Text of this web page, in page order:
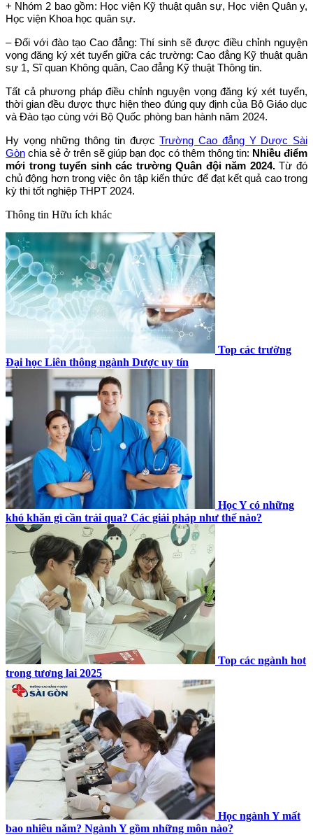
+ Nhóm 2 bao gồm: Học viện Kỹ thuật quân sự, Học viện Quân y,
Học viện Khoa học quân sự.
– Đối với đào tạo Cao đẳng: Thí sinh sẽ được điều chỉnh nguyện
vọng đăng ký xét tuyển giữa các trường: Cao đẳng Kỹ thuật quân
sự 1, Sĩ quan Không quân, Cao đẳng Kỹ thuật Thông tin.
Tất cả phương pháp điều chỉnh nguyện vọng đăng ký xét tuyển,
thời gian đều được thực hiện theo đúng quy định của Bộ Giáo dục
và Đào tạo cùng với Bộ Quốc phòng ban hành năm 2024.
Hy vọng những thông tin đượcTrường Cao đẳng Y Dược Sài
Gòn chia sẻ ở trên sẽ giúp bạn đọc có thêm thông tin: Nhiều điểm
mới trong tuyển sinh các trường Quân đội năm 2024.Từ đó
chủ động hơn trong việc ôn tập kiến thức để đạt kết quả cao trong
kỳ thi tốt nghiệp THPT 2024.
Thông tin Hữu ích khác
Top các trường
Đại học Liên thông ngành Dược uy tín
Học Y có những
khó khăn gì cần trải qua? Các giải pháp như thế nào?
Top các ngành hot
trong tương lai 2025
Học ngành Y mất
bao nhiêu năm? Ngành Y gồm những môn nào?